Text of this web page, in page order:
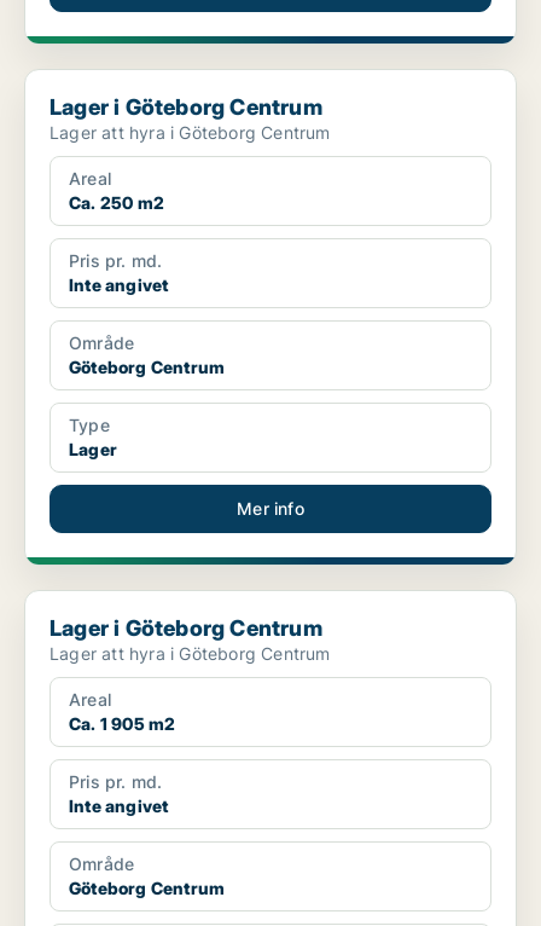
Lager i Göteborg Centrum
Lager i Göteborg Centrum
Lager att hyra i Göteborg Centrum
Areal
Ca. 250 m2
Pris pr. md.
Inte angivet
Område
Göteborg Centrum
Type
Lager
Mer info
Lager i Göteborg Centrum
Lager i Göteborg Centrum
Lager att hyra i Göteborg Centrum
Areal
Ca. 1 905 m2
Pris pr. md.
Inte angivet
Område
Göteborg Centrum